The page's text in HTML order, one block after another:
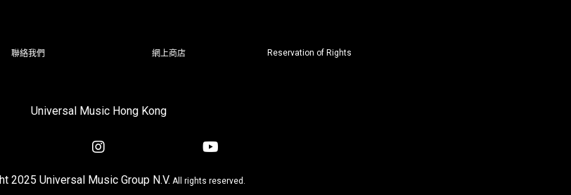
聯絡我們 網上商店 Reservation of Rights
Universal Music Hong Kong
2025 Universal Music Group N.V. All rights reserved.